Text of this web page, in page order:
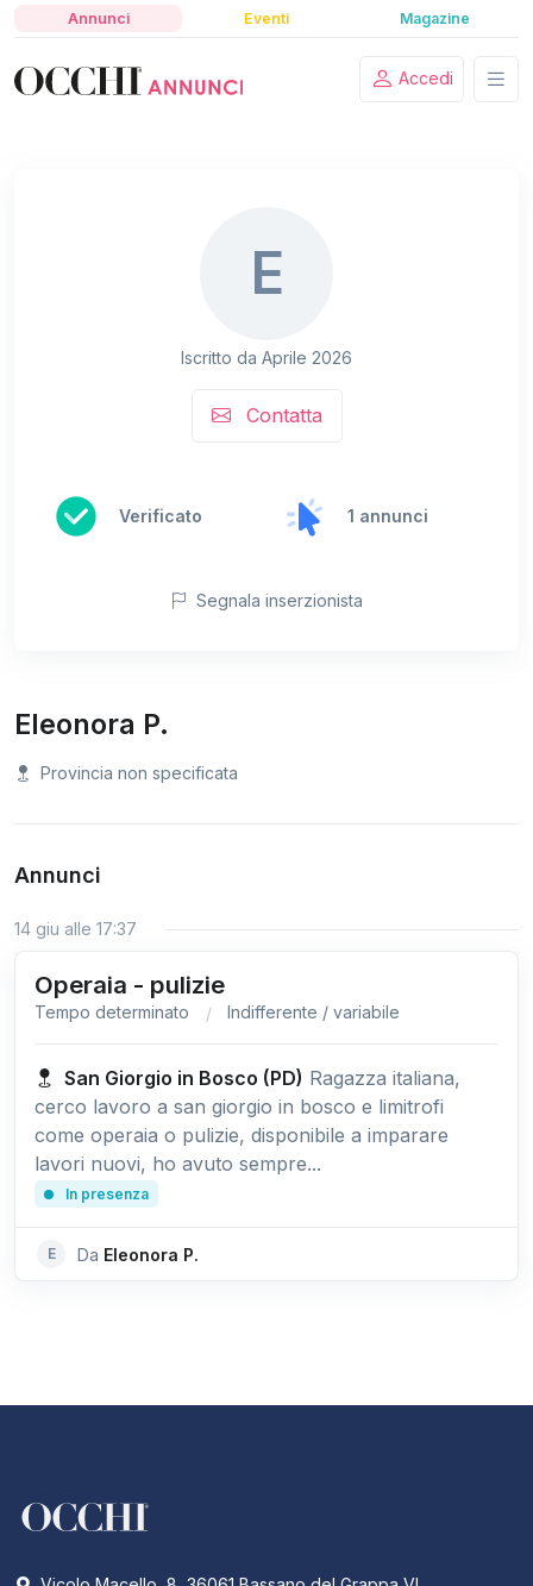
Annunci Eventi Magazine
Accedi
E
Iscritto da Aprile 2026
Contatta
Verificato 1 annunci
Segnala inserzionista
Eleonora P.
Provincia non specificata
Annunci
14 giu alle 17:37
Operaia - pulizie
Tempo determinato Indifferente / variabile
San Giorgio in Bosco (PD) Ragazza italiana,
cerco lavoro a san giorgio in bosco e limitrofi
come operaia o pulizie, disponibile a imparare
lavori nuovi, ho avuto sempre...
In presenza
E Da Eleonora P.